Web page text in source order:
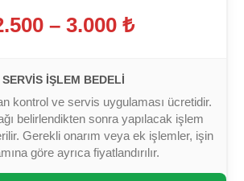
– 3.000 ₺
SERVIS İŞLEM BEDELI
kontrol ve servis uygulaması ücretidir.
belirlendikten sonra yapılacak işlem
Gerekli onarım veya ek işlemler, işin
göre ayrıca fiyatlandırılır.